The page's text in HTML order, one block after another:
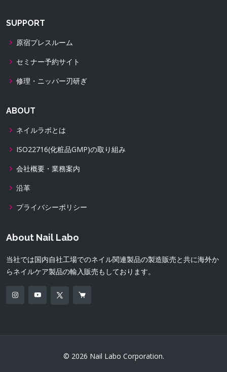
SUPPORT
原宿プレスルーム
セミナー予約サイト
修理・ニッパー刃研ぎ
ABOUT
ネイルラボとは
ISO22716(化粧品GMP)の取り組み
会社概要・業務案内
沿革
プライバシーポリシー
About Nail Labo
当社では国内自社工場でのネイル関連製品の製造販売と共に海外か
らネイルケア製品の輸入販売もしております。
© 2026 Nail Labo Corporation.